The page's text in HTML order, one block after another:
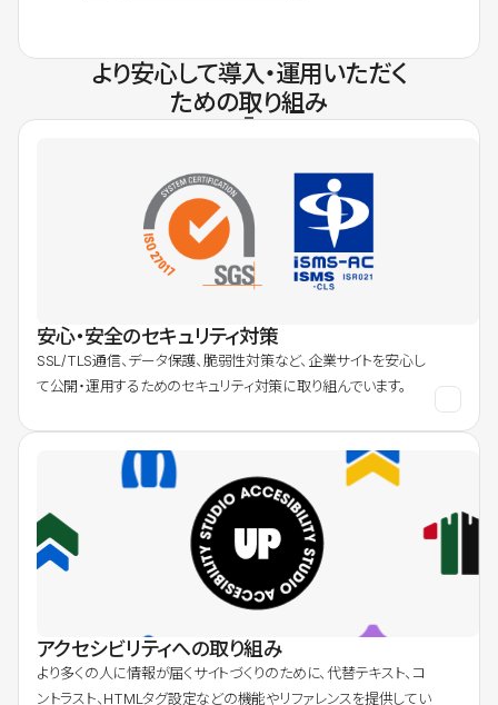
より安心して導入・運用いただく
ための取り組み
安心・安全のセキュリティ対策
SSL/TLS通信、データ保護、脆弱性対策など、企業サイトを安心し
て公開・運用するためのセキュリティ対策に取り組んでいます。
アクセシビリティへの取り組み
より多くの人に情報が届くサイトづくりのために、代替テキスト、コ
ントラスト、HTMLタグ設定などの機能やリファレンスを提供してい